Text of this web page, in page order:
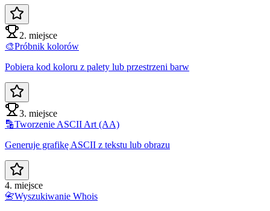
2. miejsce
🎨Próbnik kolorów
Pobiera kod koloru z palety lub przestrzeni barw
3. miejsce
🔡Tworzenie ASCII Art (AA)
Generuje grafikę ASCII z tekstu lub obrazu
4. miejsce
📇Wyszukiwanie Whois